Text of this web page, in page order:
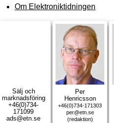
Om Elektroniktidningen
Sälj och
marknads­föring
+46(0)734-
171099
ads@etn.se
Per
Henricsson
+46(0)734-171303
per@etn.se
(redaktion)